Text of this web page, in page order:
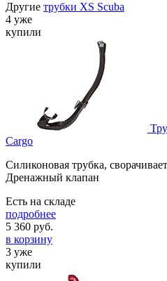
Другие трубки XS Scuba
4 уже
купили
Cargo
Силиконовая трубка,
Дренажный клапан
Есть на складе
подробнее
5 360 руб.
в корзину
3 уже
купили